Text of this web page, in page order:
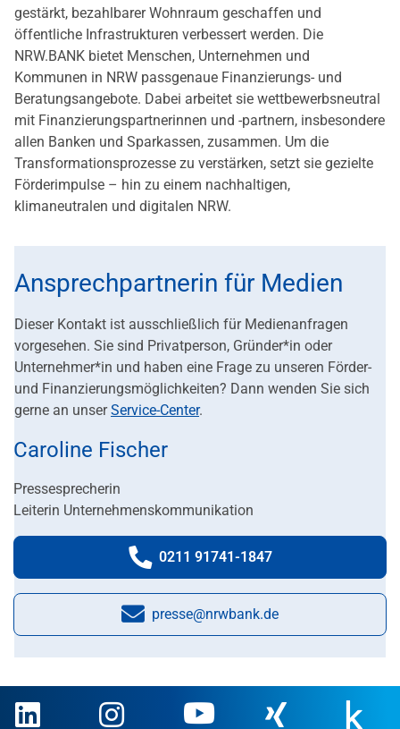
gestärkt, bezahlbarer Wohnraum geschaffen und
öffentliche Infrastrukturen verbessert werden. Die
NRW.BANK bietet Menschen, Unternehmen und
Kommunen in NRW passgenaue Finanzierungs- und
Beratungsangebote. Dabei arbeitet sie wettbewerbsneutral
mit Finanzierungspartnerinnen und -partnern, insbesondere
allen Banken und Sparkassen, zusammen. Um die
Transformationsprozesse zu verstärken, setzt sie gezielte
Förderimpulse – hin zu einem nachhaltigen,
klimaneutralen und digitalen NRW.
Ansprechpartnerin für Medien
Dieser Kontakt ist ausschließlich für Medienanfragen
vorgesehen. Sie sind Privatperson, Gründer*in oder
Unternehmer*in und haben eine Frage zu unseren Förder-
und Finanzierungsmöglichkeiten? Dann wenden Sie sich
gerne an unserService-Center.
Caroline Fischer
Pressesprecherin
Leiterin Unternehmenskommunikation
Telefonnummer:
0211 91741-1847
E-Mail:
presse@nrwbank.de